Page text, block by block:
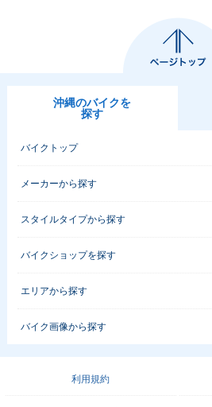
1998年 Little Cub 5
スペシャル・特別・
沖縄のバイクを
探す
バイクトップ
メーカーから探す
スタイルタイプから探す
バイクショップを探す
エリアから探す
バイク画像から探す
利用規約